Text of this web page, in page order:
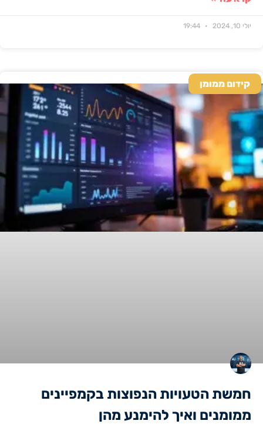
יולי 10, 2024
קידום ממומן
חמשת הטעויות הנפוצות בקמפיינים
ממומנים ואיך להימנע מהן